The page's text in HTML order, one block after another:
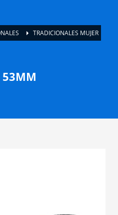
TRADICIONALES MUJER
53MM